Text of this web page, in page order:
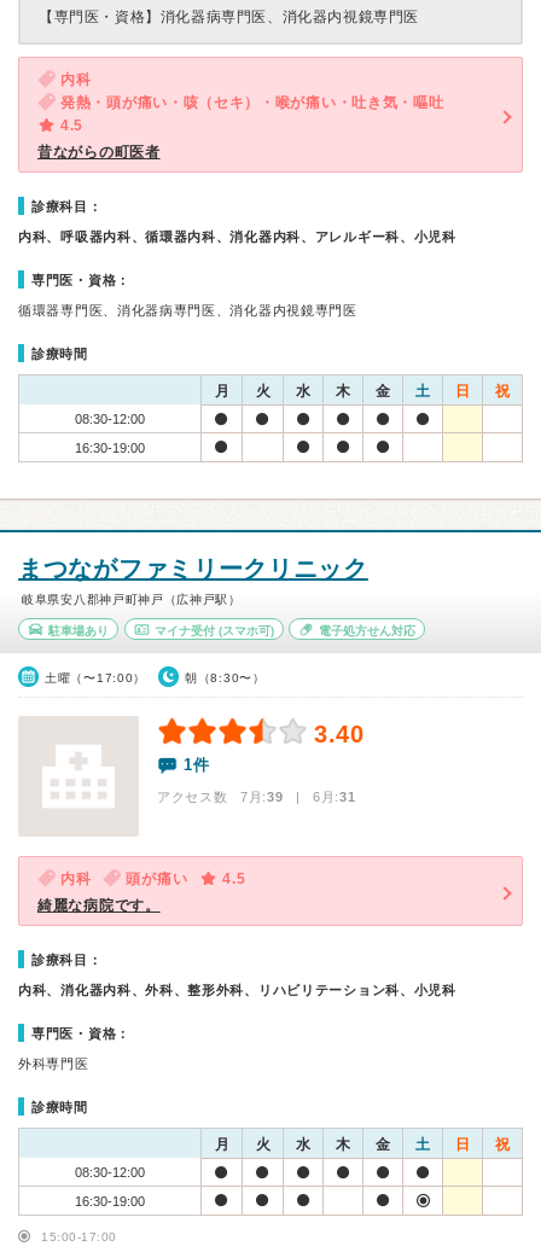
【専門医・資格】 消化器病専門医、消化器内視鏡専門医
内科
発熱・頭が痛い・咳（セキ）・喉が痛い・吐き気・嘔吐
4.5
昔ながらの町医者
診療科目：
内科、呼吸器内科、循環器内科、消化器内科、アレルギー科、小児科
専門医・資格：
循環器専門医、消化器病専門医、消化器内視鏡専門医
診療時間
月 火 水 木 金 土 日 祝
08:30-12:00
16:30-19:00
まつながファミリークリニック
岐阜県安八郡神戸町神戸（広神戸駅）
駐車場あり マイナ受付(スマホ可) 電子処方せん対応
土曜（〜17:00） 朝（8:30〜）
3.40
1件
アクセス数 7月:39 | 6月:31
内科 頭が痛い
4.5
綺麗な病院です。
診療科目：
内科、消化器内科、外科、整形外科、リハビリテーション科、小児科
専門医・資格：
外科専門医
診療時間
月 火 水 木 金 土 日 祝
08:30-12:00
16:30-19:00
15:00-17:00